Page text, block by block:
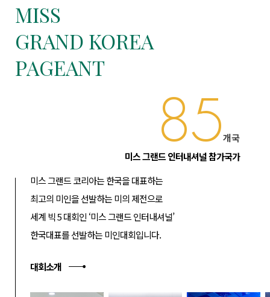
MISS
GRAND KOREA
PAGEANT
85개국
미스 그랜드 인터내셔널 참가국가
미스 그랜드 코리아는 한국을 대표하는
최고의 미인을 선발하는 미의 제전으로
세계 빅 5 대회인 ‘미스 그랜드 인터내셔널’
한국대표를 선발하는 미인대회입니다.
대회소개